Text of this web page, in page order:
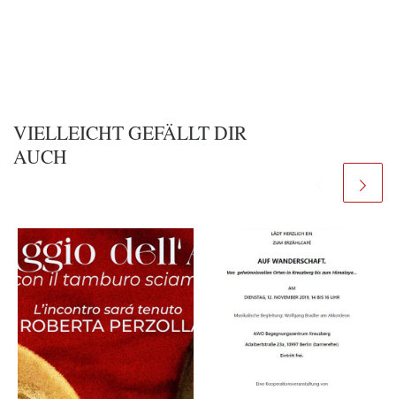
VIELLEICHT GEFÄLLT DIR
AUCH